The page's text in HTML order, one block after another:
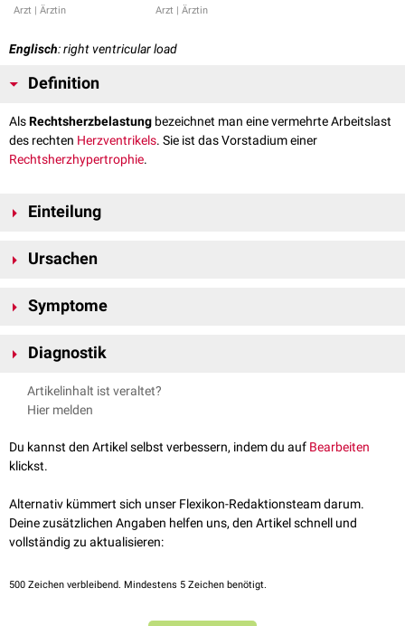
Arzt | Ärztin Arzt | Ärztin
Englisch: right ventricular load
Definition
AlsRechtsherzbelastung bezeichnet man eine vermehrte Arbeitslast
des rechten Herzventrikels. Sie ist das Vorstadium einer
Rechtsherzhypertrophie.
Einteilung
chronischeRechtsherzbelastung.
Ursachen
Ausflusswiderstand und/oder durch eine erhöhte
Lungenerkankungen
Lungenembolie
Chronisches
Trikuspidalinsuffizienz
Herzvitien
Symptome
HalsvenenundBeinödeme
Diagnostik
Als Untersuchungmethoden zur Erfassung einer Rechtsherzbelastung
kommen unter anderem in Betracht:
Echokardiografie(D-Zeichen)
Perfusionsszintigraphie
Pulmonalisangiographie
In derBildgebungzeigen sich dabei typische
Rechtsherzbelastungszeichen
überdrehter Rechtstypbzw. als Rechtsschenkelblock
Artikelinhalt ist veraltet?
Hier melden
Du kannst den Artikel selbst verbessern, indem du auf Bearbeiten
klickst.
Alternativ kümmert sich unser Flexikon-Redaktionsteam darum.
Deine zusätzlichen Angaben helfen uns, den Artikel schnell und
vollständig zu aktualisieren:
500 Zeichen verbleibend. Mindestens 5 Zeichen benötigt.